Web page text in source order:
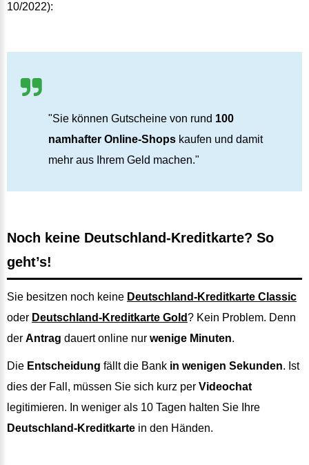
10/2022):
"Sie können Gutscheine von rund 100
namhafter Online-Shops kaufen und damit
mehr aus Ihrem Geld machen."
Noch keine Deutschland-Kreditkarte? So
geht’s!
Sie besitzen noch keine Deutschland-Kreditkarte Classic
oder Deutschland-Kreditkarte Gold? Kein Problem. Denn
der Antrag dauert online nur wenige Minuten.
Die Entscheidung fällt die Bank in wenigen Sekunden. Ist
dies der Fall, müssen Sie sich kurz per Videochat
legitimieren. In weniger als 10 Tagen halten Sie Ihre
Deutschland-Kreditkarte in den Händen.